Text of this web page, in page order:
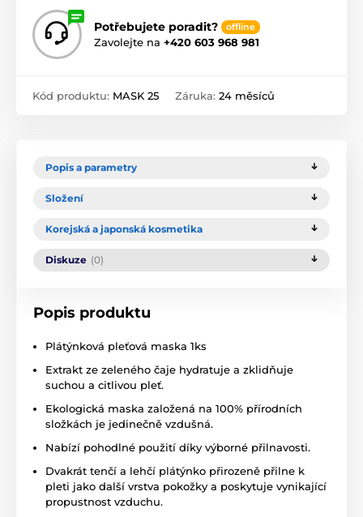
Potřebujete poradit? offline
Zavolejte na +420 603 968 981
Kód produktu: MASK 25 Záruka: 24 měsíců
Popis a parametry
Složení
Korejská a japonská kosmetika
Diskuze (0)
Popis produktu
Plátýnková pleťová maska 1ks
Extrakt ze zeleného čaje hydratuje a zklidňuje
suchou a citlivou pleť.
Ekologická maska založená na 100% přírodních
složkách je jedinečně vzdušná.
Nabízí pohodlné použití díky výborné přilnavosti.
Dvakrát tenčí a lehčí plátýnko přirozeně přilne k
pleti jako další vrstva pokožky a poskytuje vynikající
propustnost vzduchu.